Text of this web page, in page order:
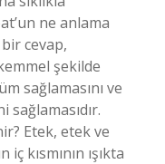
ne anlama
cevap,
şekilde
sağlamasını ve
Etek, etek ve
kısmının ışıkta